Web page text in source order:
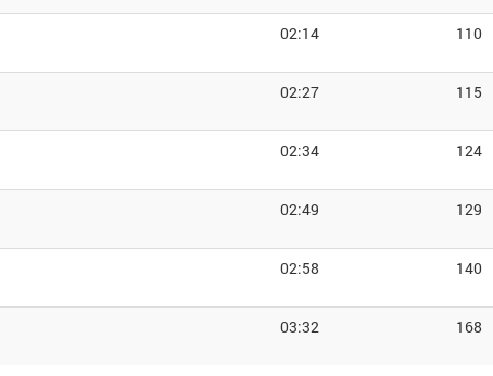
02:14 110
02:27 115
02:34 124
02:49 129
02:58 140
03:32 168